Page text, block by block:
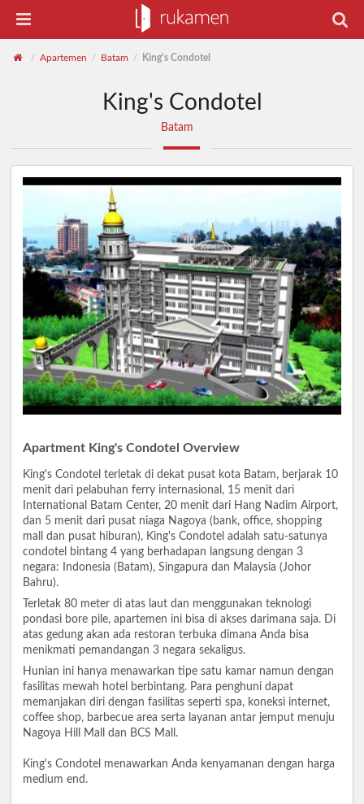
/ Apartemen / Batam / King's Condotel
King's Condotel
Batam
Apartment King's Condotel Overview
King's Condotel terletak di dekat pusat kota Batam, berjarak 10
menit dari pelabuhan ferry internasional, 15 menit dari
International Batam Center, 20 menit dari Hang Nadim Airport,
dan 5 menit dari pusat niaga Nagoya (bank, office, shopping
mall dan pusat hiburan), King's Condotel adalah satu-satunya
condotel bintang 4 yang berhadapan langsung dengan 3
negara: Indonesia (Batam), Singapura dan Malaysia (Johor
Bahru).
Terletak 80 meter di atas laut dan menggunakan teknologi
pondasi bore pile, apartemen ini bisa di akses darimana saja. Di
atas gedung akan ada restoran terbuka dimana Anda bisa
menikmati pemandangan 3 negara sekaligus.
Hunian ini hanya menawarkan tipe satu kamar namun dengan
fasilitas mewah hotel berbintang. Para penghuni dapat
memanjakan diri dengan fasilitas seperti spa, koneksi internet,
coffee shop, barbecue area serta layanan antar jemput menuju
Nagoya Hill Mall dan BCS Mall.
King's Condotel menawarkan Anda kenyamanan dengan harga
medium end.